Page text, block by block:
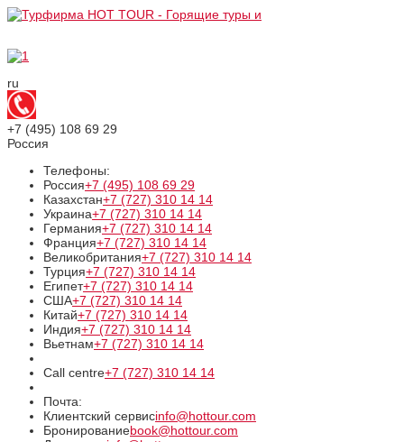
ru
+7 (495) 108 69 29
Россия
Телефоны:
Россия+7 (495) 108 69 29
Казахстан+7 (727) 310 14 14
Украина+7 (727) 310 14 14
Германия+7 (727) 310 14 14
Франция+7 (727) 310 14 14
Великобритания+7 (727) 310 14 14
Турция+7 (727) 310 14 14
Египет+7 (727) 310 14 14
США+7 (727) 310 14 14
Китай+7 (727) 310 14 14
Индия+7 (727) 310 14 14
Вьетнам+7 (727) 310 14 14
Call centre+7 (727) 310 14 14
Почта:
Клиентский сервисinfo@hottour.com
Бронированиеbook@hottour.com